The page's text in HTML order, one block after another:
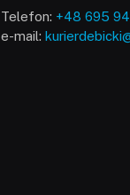
Telefon: +48 695
e-mail: